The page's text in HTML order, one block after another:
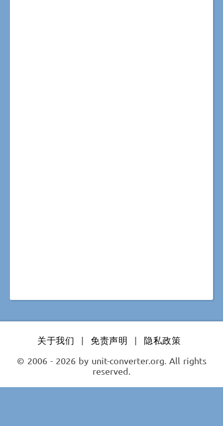
关于我们 | 免责声明 |
隐私政策
© 2006 - 2026 by unit-converter.org. All rights
reserved.